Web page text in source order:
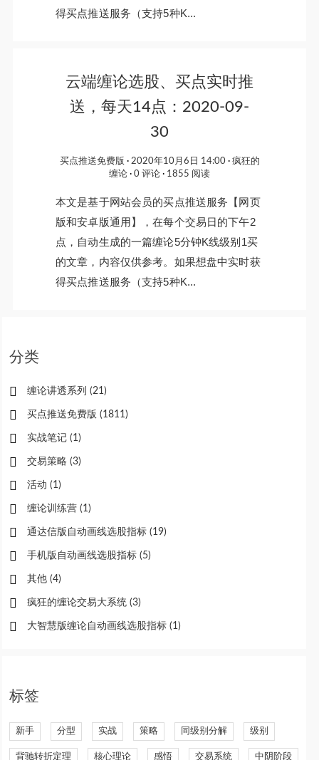
得买点推送服务（支持5种K...
云端缠论选股、买点实时推
送，每天14点：2020-09-
30
买点推送免费版 2020年10月6日 14:00
疯狂的
缠论
0 评论 1855 阅读
本文是基于网站会员的买点推送服务【网页
版和安卓版通用】，在每个交易日的下午2
点，自动生成的一篇缠论5分钟K线级别1买
的文章，内容仅供参考。如果想盘中实时获
得买点推送服务（支持5种K...
分类
缠论讲透系列 (21)
买点推送免费版 (1811)
实战笔记 (1)
交易策略 (3)
活动 (1)
缠论训练营 (1)
通达信版自动画线选股指标 (19)
手机版自动画线选股指标 (5)
其他 (4)
疯狂的缠论交易大系统 (3)
大智慧版缠论自动画线选股指标 (1)
标签
新手 分型 实战 策略 同级别分解 级别
背驰转折定理 核心理论 感悟 交易系统 中阴阶段